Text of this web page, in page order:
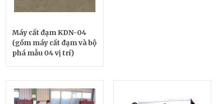
Máy cất đạm KDN-04
(gồm máy cất đạm và bộ
phá mẫu 04 vị trí)